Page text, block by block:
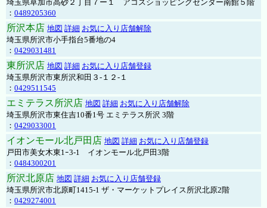
埼玉県草加市高砂２丁目７ー１ アコスショッピングセンター南館５階
： 0489205360
所沢本店 地図 詳細 お気に入り店舗解除
埼玉県所沢市小手指台5番地の4
： 0429031481
東所沢店 地図 詳細 お気に入り店舗登録
埼玉県所沢市東所沢和田３-１２-１
： 0429511545
エミテラス所沢店 地図 詳細 お気に入り店舗解除
埼玉県所沢市東住吉10番1号 エミテラス所沢 3階
： 0429033001
イオンモール北戸田店 地図 詳細 お気に入り店舗登録
戸田市美女木東1ｰ3‐1 イオンモール北戸田3階
： 0484300201
所沢北原店 地図 詳細 お気に入り店舗登録
埼玉県所沢市北原町1415-1 ザ・マーケットプレイス所沢北原2階
： 0429274001